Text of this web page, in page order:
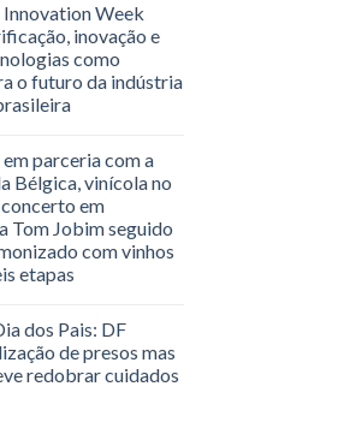
Innovation Week
inovação e
como
o futuro da indústria
parceria com a
Bélgica, vinícola no
em
Tom Jobim seguido
com vinhos
etapas
dos Pais: DF
de presos mas
redobrar cuidados